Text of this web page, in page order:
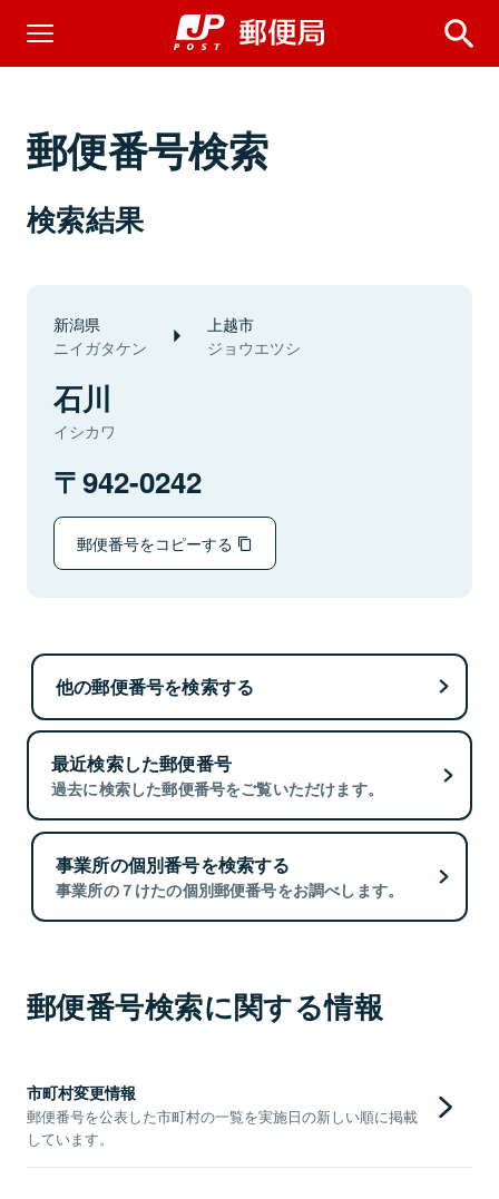
郵便番号検索
検索結果
新潟県
ニイガタケン
上越市
ジョウエツシ
石川
イシカワ
942-0242
郵便番号をコピーする
他の郵便番号を検索する
最近検索した郵便番号
過去に検索した郵便番号をご覧いただけます。
事業所の個別番号を検索する
事業所の７けたの個別郵便番号をお調べします。
郵便番号検索に関する情報
市町村変更情報
郵便番号を公表した市町村の一覧を実施日の新しい順に掲載
しています。